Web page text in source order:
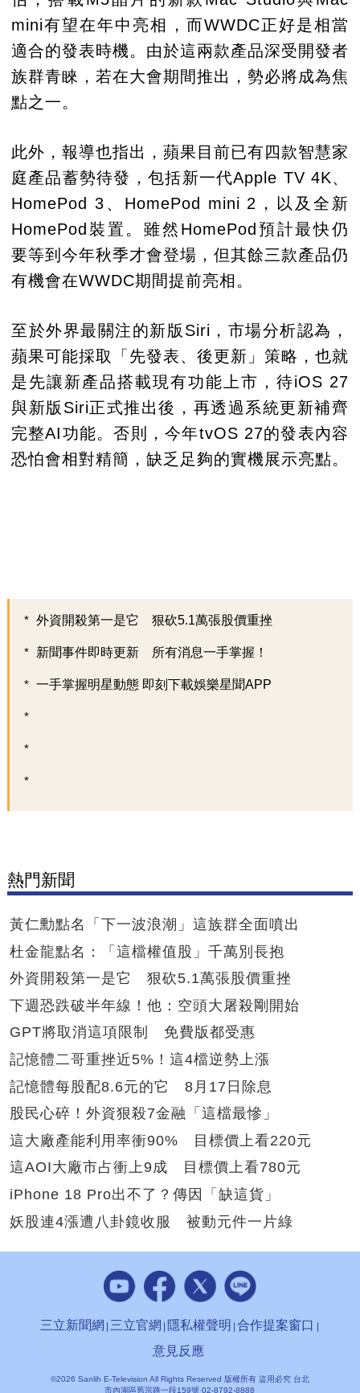
mini有望在年中亮相，而WWDC正好是相當
適合的發表時機。由於這兩款產品深受開發者
族群青睞，若在大會期間推出，勢必將成為焦
點之一。
此外，報導也指出，蘋果目前已有四款智慧家
庭產品蓄勢待發，包括新一代Apple TV 4K、
HomePod 3、HomePod mini 2，以及全新
HomePod裝置。雖然HomePod預計最快仍
要等到今年秋季才會登場，但其餘三款產品仍
有機會在WWDC期間提前亮相。
至於外界最關注的新版Siri，市場分析認為，
蘋果可能採取「先發表、後更新」策略，也就
是先讓新產品搭載現有功能上市，待iOS 27
與新版Siri正式推出後，再透過系統更新補齊
完整AI功能。否則，今年tvOS 27的發表內容
恐怕會相對精簡，缺乏足夠的實機展示亮點。
外資開殺第一是它 狠砍5.1萬張股價重挫
新聞事件即時更新 所有消息一手掌握！
一手掌握明星動態 即刻下載娛樂星聞APP
熱門新聞
黃仁勳點名「下一波浪潮」這族群全面噴出
杜金龍點名：「這檔權值股」千萬別長抱
外資開殺第一是它 狠砍5.1萬張股價重挫
下週恐跌破半年線！他：空頭大屠殺剛開始
GPT將取消這項限制 免費版都受惠
記憶體二哥重挫近5%！這4檔逆勢上漲
記憶體每股配8.6元的它 8月17日除息
股民心碎！外資狠殺7金融「這檔最慘」
這大廠產能利用率衝90% 目標價上看220元
這AOI大廠市占衝上9成 目標價上看780元
iPhone 18 Pro出不了？傳因「缺這貨」
妖股連4漲遭八卦鏡收服 被動元件一片綠
三立新聞網 三立官網 隱私權聲明 合作提案窗口
意見反應
©2026 Sanlih E-Television All Rights Reserved 版權所有 盜用必究 台北
市內湖區舊宗路一段159號 02-8792-8888